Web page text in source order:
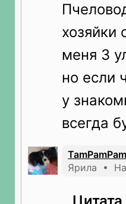
хозяйки
меня 3
но если
у
всегда
TamPamPam
Ярила • На